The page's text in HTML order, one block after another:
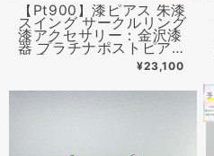
【Pt900】漆ピアス 朱漆
スイング サークルリング
漆アクセサリー：金沢漆
器 プラチナポストピアス
金具 ¥23,100